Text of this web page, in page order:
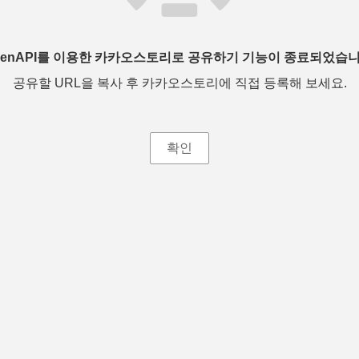
를 이용한 카카오스토리로 공유하기 기능이 종료되었습
공유할 URL을 복사 후 카카오스토리에 직접 등록해 보세요.
확인